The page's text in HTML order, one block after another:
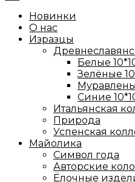
Новинки
О нас
Изразцы
Белые
Зелёные
Синие
Итальянская
Природа
Успенская
Майолика
Символ года
Авторские
Ёлочные